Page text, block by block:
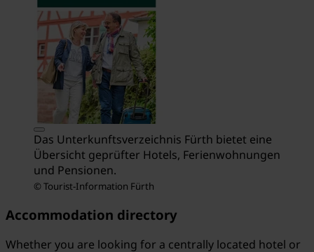
Das Unterkunftsverzeichnis Fürth bietet eine
Übersicht geprüfter Hotels, Ferienwohnungen
und Pensionen.
© Tourist-Information Fürth
Accommodation directory
Whether you are looking for a centrally located hotel or